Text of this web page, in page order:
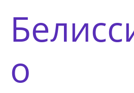
содержимому
о